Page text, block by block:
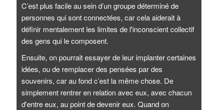
C’est plus facile au sein d’un groupe déterminé de
personnes qui sont connectées, car cela aiderait à
définir mentalement les limites de l'inconscient collectif
des gens qui le composent.
Ensuite, on pourrait essayer de leur implanter certaines
idées, ou de remplacer des pensées par des
souvenirs, car au fond c’est la même chose. De
simplement rentrer en relation avec eux, avec chacun
d'entre eux, au point de devenir eux. Quand on